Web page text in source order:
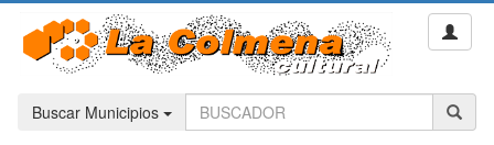
Buscar Municipios